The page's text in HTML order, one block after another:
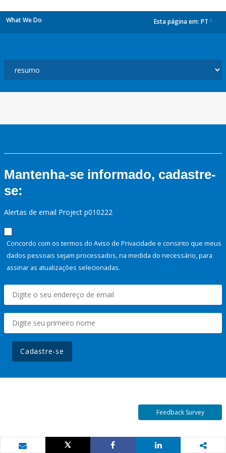
What We Do Esta página em: PT
Mantenha-se informado, cadastre-
se:
Alertas de email Project p010222
Concordo com os termos do Aviso de Privacidade e consinto que meus
dados pessoais sejam processados, na medida do necessário, para
assinar as atualizações selecionadas.
Cadastre-se
Feedback Survey